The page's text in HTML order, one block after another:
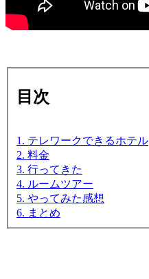
目次
1. テレワークできるホテル
2. 料金
3. 行ってきた
4. ルームツアー
5. やってみた感想
6. まとめ